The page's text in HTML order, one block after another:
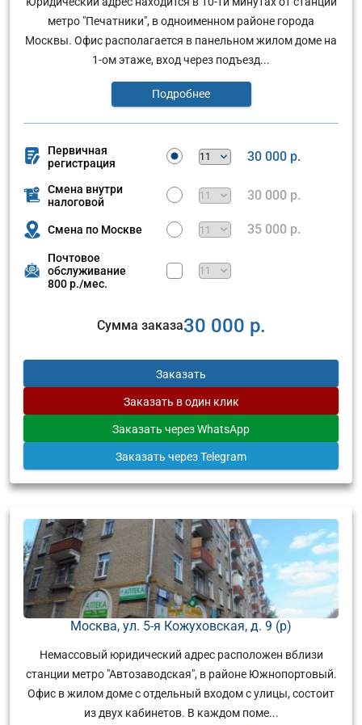
метро "Печатники", в одноименном районе города
Москвы. Офис располагается в панельном жилом доме на
1-ом этаже, вход через подъезд...
Подробнее
Первичная
регистрация
30 000 р.
Смена внутри
налоговой
30 000 р.
Смена по Москве 35 000 р.
Почтовое
обслуживание
800 р./мес.
Сумма заказа30 000 р.
Заказать
Заказать в один клик
Заказать через WhatsApp
Заказать через Telegram
Москва, ул. 5-я Кожуховская, д. 9 (р)
Немассовый юридический адрес расположен вблизи
станции метро "Автозаводская", в районе Южнопортовый.
Офис в жилом доме с отдельный входом с улицы, состоит
из двух кабинетов. В каждом поме...